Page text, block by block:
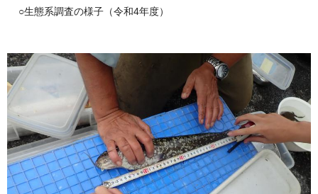
○生態系調査の様子（令和4年度）